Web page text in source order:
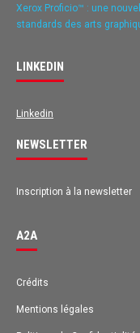
Xerox Proficio™ : une
standards des arts
LINKEDIN
Linkedin
NEWSLETTER
Inscription à la newsletter
A2A
Crédits
Mentions légales